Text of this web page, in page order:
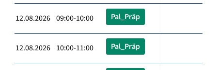
12.08.2026 09:00-10:00 Pal_Präp
12.08.2026 10:00-11:00 Pal_Präp